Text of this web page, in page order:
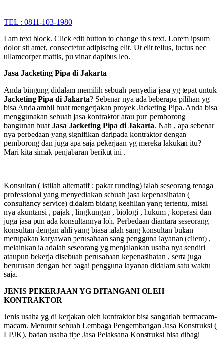
TEL : 0811-103-1980
I am text block. Click edit button to change this text. Lorem ipsum
dolor sit amet, consectetur adipiscing elit. Ut elit tellus, luctus nec
ullamcorper mattis, pulvinar dapibus leo.
Jasa Jacketing Pipa di Jakarta
Anda bingung didalam memilih sebuah penyedia jasa yg tepat untuk
Jacketing Pipa di Jakarta? Sebenar nya ada beberapa pilihan yg
bisa Anda ambil buat mengerjakan proyek Jacketing Pipa. Anda bisa
menggunakan sebuah jasa kontraktor atau pun pemborong
bangunan buat Jasa Jacketing Pipa di Jakarta. Nah , apa sebenar
nya perbedaan yang signifikan daripada kontraktor dengan
pemborong dan juga apa saja pekerjaan yg mereka lakukan itu?
Mari kita simak penjabaran berikut ini .
Konsultan ( istilah alternatif : pakar runding) ialah seseorang tenaga
professional yang menyediakan sebuah jasa kepenasihatan (
consultancy service) didalam bidang keahlian yang tertentu, misal
nya akuntansi , pajak , lingkungan , biologi , hukum , koperasi dan
juga jasa pun ada konsultannya loh. Perbedaan diantara seseorang
konsultan dengan ahli yang biasa ialah sang konsultan bukan
merupakan karyawan perusahaan sang pengguna layanan (client) ,
melainkan ia adalah seseorang yg menjalankan usaha nya sendiri
ataupun bekerja disebuah perusahaan kepenasihatan , serta juga
berurusan dengan ber bagai pengguna layanan didalam satu waktu
saja.
JENIS PEKERJAAN YG DITANGANI OLEH
KONTRAKTOR
Jenis usaha yg di kerjakan oleh kontraktor bisa sangatlah bermacam-
macam. Menurut sebuah Lembaga Pengembangan Jasa Konstruksi (
LPJK), badan usaha tipe Jasa Pelaksana Konstruksi bisa dibagi